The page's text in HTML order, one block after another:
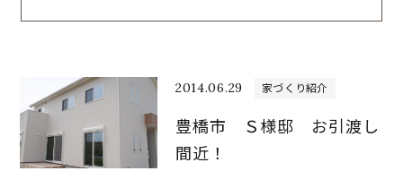
2014.06.29 家づくり紹介
豊橋市 Ｓ様邸 お引渡し
間近！